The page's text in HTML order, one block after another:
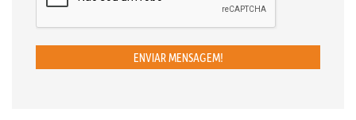
ENVIAR MENSAGEM!